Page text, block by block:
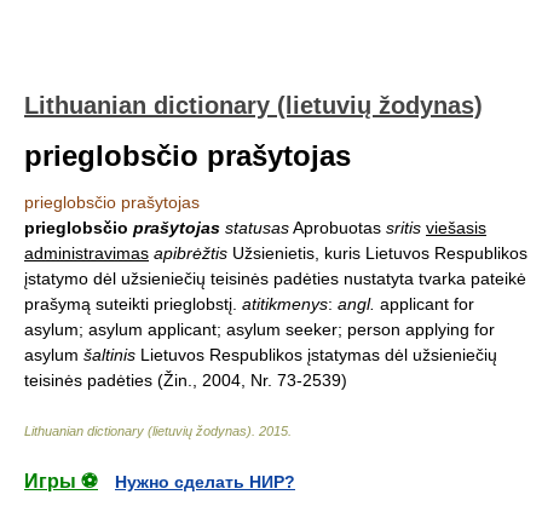
Lithuanian dictionary (lietuvių žodynas)
prieglobsčio prašytojas
prieglobsčio prašytojas
prieglobsčio prašytojas statusasAprobuotas sritis viešasis
administravimas apibrėžtis Užsienietis, kuris Lietuvos Respublikos
įstatymo dėl užsieniečių teisinės padėties nustatyta tvarka pateikė
prašymą suteikti prieglobstį. atitikmenys: angl. applicant for
asylum; asylum applicant; asylum seeker; person applying for
asylum šaltinis Lietuvos Respublikos įstatymas dėl užsieniečių
teisinės padėties (Žin., 2004, Nr. 73-2539)
Lithuanian dictionary (lietuvių žodynas) 2015
Игры ⚽
Нужно сделать НИР?